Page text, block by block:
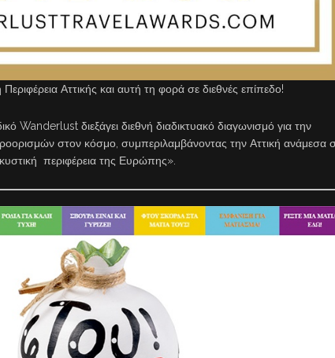
Αττικής και αυτή τη φορά σε διεθνές επίπεδο!
Wanderlust διεξάγει διεθνή διαδικτυακό διαγωνισμό για την
στον κόσμο, συμπεριλαμβάνοντας την Αττική ανάμεσα
περιφέρεια της Ευρώπης».